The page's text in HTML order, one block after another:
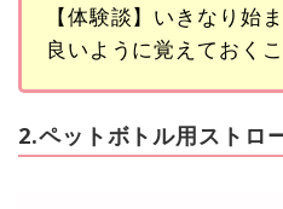
【体験談】いきなり始
良いように覚えておく
2.ペットボトル用ストロ